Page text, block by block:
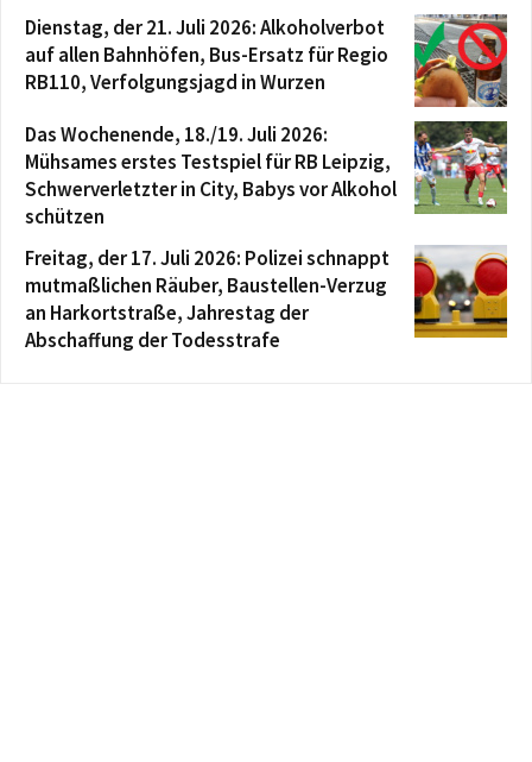
Dienstag, der 21. Juli 2026: Alkoholverbot
auf allen Bahnhöfen, Bus-Ersatz für Regio
RB110, Verfolgungsjagd in Wurzen
Das Wochenende, 18./19. Juli 2026:
Mühsames erstes Testspiel für RB Leipzig,
Schwerverletzter in City, Babys vor Alkohol
schützen
Freitag, der 17. Juli 2026: Polizei schnappt
mutmaßlichen Räuber, Baustellen-Verzug
an Harkortstraße, Jahrestag der
Abschaffung der Todesstrafe